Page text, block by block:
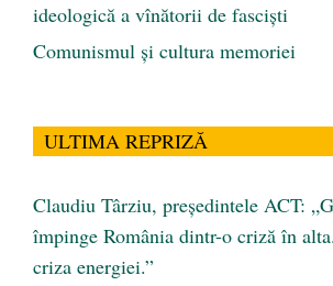
ideologică a vînătorii de fascişti
Comunismul şi cultura memoriei
ULTIMA REPRIZĂ
Claudiu Târziu, președintele ACT:
împinge România dintr-o criză în
criza energiei.”